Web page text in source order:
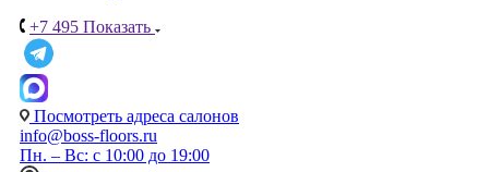
+7 495 Показать
Посмотреть адреса салонов
info@boss-floors.ru
Пн. – Вс: с 10:00 до 19:00